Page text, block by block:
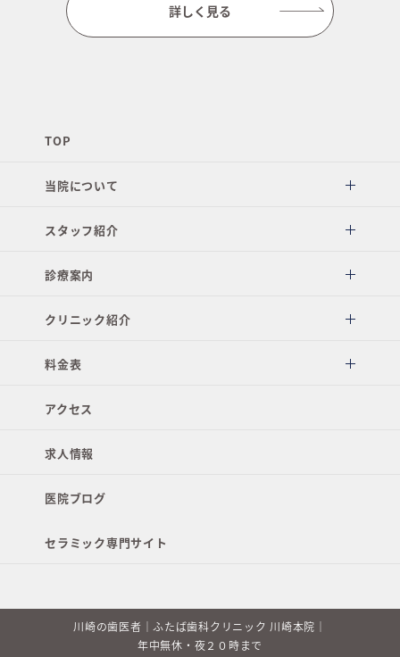
詳しく見る
TOP
当院について
スタッフ紹介
診療案内
クリニック紹介
料金表
アクセス
求人情報
医院ブログ
セラミック専門サイト
川崎の歯医者｜ふたば歯科クリニック 川崎本院｜
年中無休・夜２０時まで